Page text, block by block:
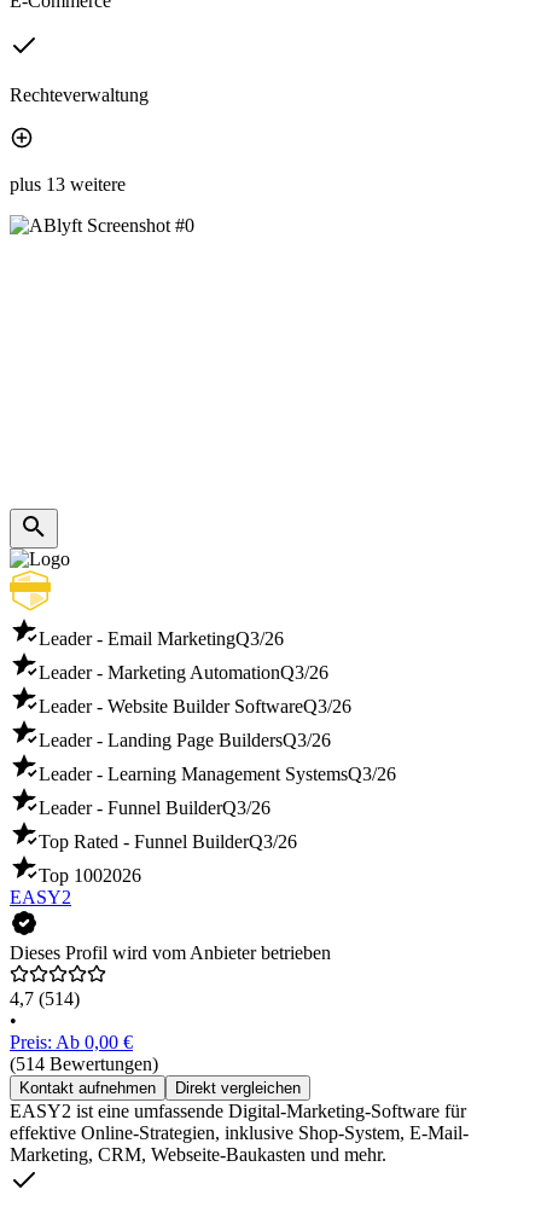
Rechteverwaltung
plus 13 weitere
Leader - Email MarketingQ3/26
Leader - Marketing AutomationQ3/26
Leader - Website Builder SoftwareQ3/26
Leader - Landing Page BuildersQ3/26
Leader - Learning Management SystemsQ3/26
Leader - Funnel BuilderQ3/26
Top Rated - Funnel BuilderQ3/26
Top 1002026
EASY2
Dieses Profil wird vom Anbieter betrieben
4,7 (514)
•
Preis: Ab 0,00 €
(514 Bewertungen)
Kontakt aufnehmen Direkt vergleichen
EASY2 ist eine umfassende Digital-Marketing-Software für
effektive Online-Strategien, inklusive Shop-System, E-Mail-
Marketing, CRM, Webseite-Baukasten und mehr.